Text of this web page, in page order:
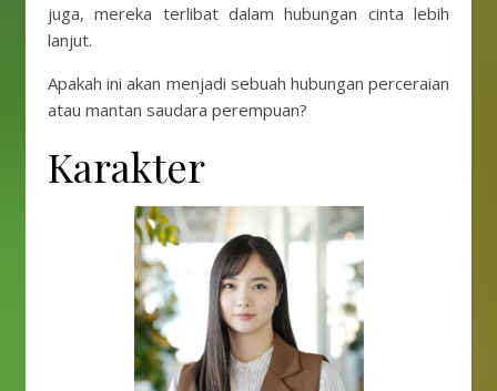
juga, mereka terlibat dalam hubungan cinta lebih
lanjut.
Apakah ini akan menjadi sebuah hubungan perceraian
atau mantan saudara perempuan?
Karakter